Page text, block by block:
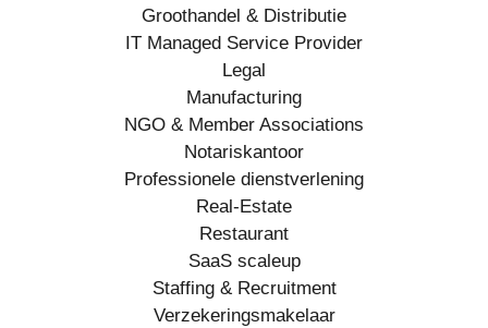
Groothandel & Distributie
IT Managed Service Provider
Legal
Manufacturing
NGO & Member Associations
Notariskantoor
Professionele dienstverlening
Real-Estate
Restaurant
SaaS scaleup
Staffing & Recruitment
Verzekeringsmakelaar